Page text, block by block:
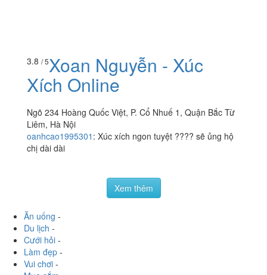
3.8 / 5Xoan Nguyễn - Xúc
Xích Online
Ngõ 234 Hoàng Quốc Việt, P. Cổ Nhuế 1, Quận Bắc Từ
Liêm, Hà Nội
oanhcao1995301 : Xúc xích ngon tuyệt ???? sẽ ủng hộ
chị dài dài
Ăn uống